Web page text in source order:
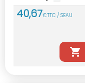
40,67€TTC / SEAU